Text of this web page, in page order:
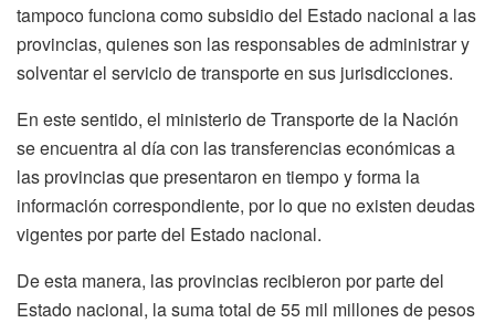
tampoco funciona como subsidio del Estado nacional a las
provincias, quienes son las responsables de administrar y
solventar el servicio de transporte en sus jurisdicciones.
En este sentido, el ministerio de Transporte de la Nación
se encuentra al día con las transferencias económicas a
las provincias que presentaron en tiempo y forma la
información correspondiente, por lo que no existen deudas
vigentes por parte del Estado nacional.
De esta manera, las provincias recibieron por parte del
Estado nacional, la suma total de 55 mil millones de pesos